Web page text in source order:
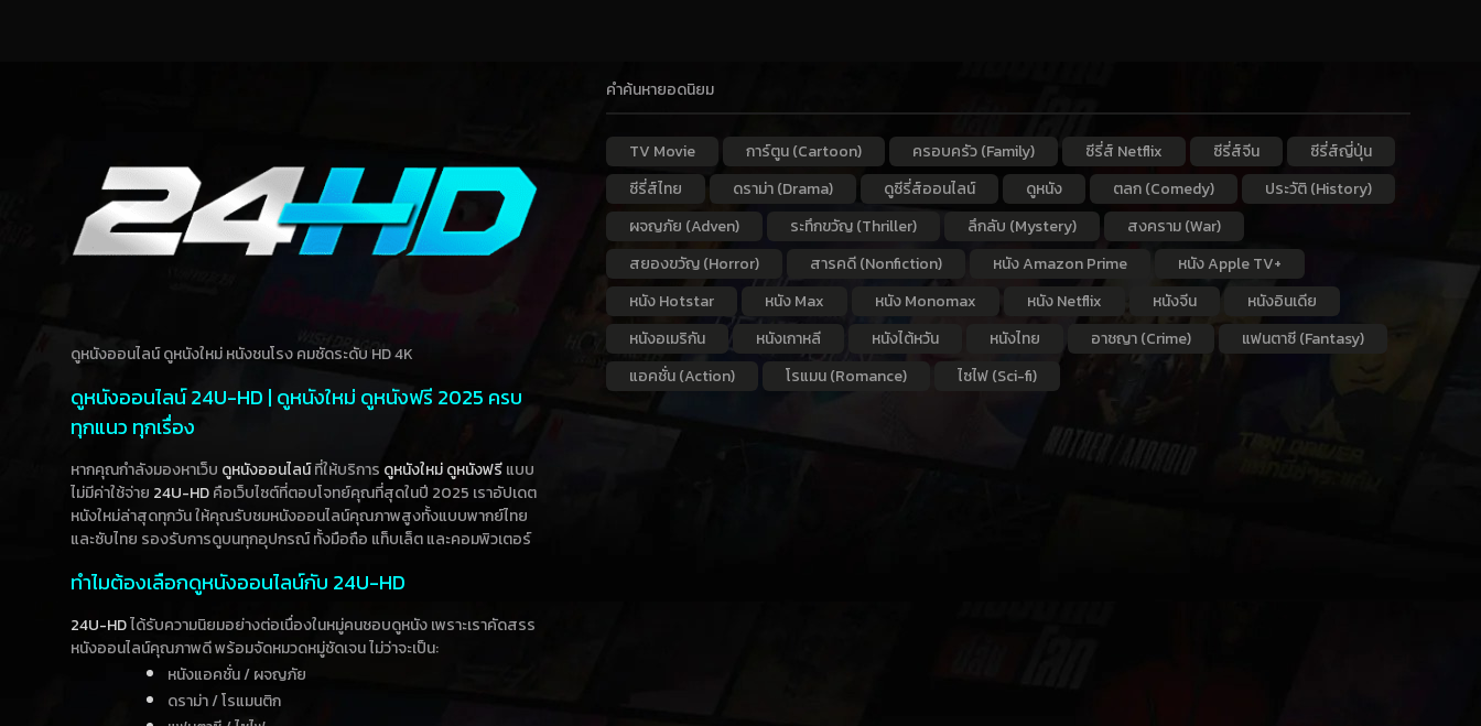
ดูหนังออนไลน์ ดูหนังใหม่ หนังชนโรง คมชัดระดับ HD 4K
ดูหนังออนไลน์ 24U-HD | ดูหนังใหม่ ดูหนังฟรี 2025 ครบ
ทุกแนว ทุกเรื่อง
หากคุณกำลังมองหาเว็บ ดูหนังออนไลน์ที่ให้บริการ ดูหนังใหม่ดูหนังฟรีแบบ
ไม่มีค่าใช้จ่าย 24U-HDคือเว็บไซต์ที่ตอบโจทย์คุณที่สุดในปี 2025 เราอัปเดต
หนังใหม่ล่าสุดทุกวัน ให้คุณรับชมหนังออนไลน์คุณภาพสูงทั้งแบบพากย์ไทย
และซับไทย รองรับการดูบนทุกอุปกรณ์ ทั้งมือถือ แท็บเล็ต และคอมพิวเตอร์
ทำไมต้องเลือกดูหนังออนไลน์กับ 24U-HD
24U-HDได้รับความนิยมอย่างต่อเนื่องในหมู่คนชอบดูหนัง เพราะเราคัดสรร
หนังออนไลน์คุณภาพดี พร้อมจัดหมวดหมู่ชัดเจน ไม่ว่าจะเป็น:
หนังแอคชั่น / ผจญภัย
ดราม่า / โรแมนติก
คำค้นหายอดนิยม
TV Movie การ์ตูน (Cartoon) ครอบครัว (Family) ซีรี่ส์ Netflix ซีรี่ส์จีน
ซีรี่ส์ญี่ปุ่น
ซีรี่ส์ไทย
ดราม่า (Drama) ดูซีรี่ส์ออนไลน์ ดูหนัง ตลก (Comedy)
ประวัติ (History)
ผจญภัย (Adven)
ระทึกขวัญ (Thriller) ลึกลับ (Mystery)
สงคราม (War)
สยองขวัญ (Horror)
สารคดี (Nonfiction) หนัง Amazon Prime
หนัง Apple TV+
หนัง Hotstar
หนัง Max หนัง Monomax หนัง Netflix หนังจีน
หนังอินเดีย
หนังอเมริกัน
หนังเกาหลี หนังไต้หวัน หนังไทย อาชญา (Crime)
แฟนตาซี (Fantasy)
แอคชั่น (Action)
โรแมน (Romance) ไซไฟ (Sci-fi)